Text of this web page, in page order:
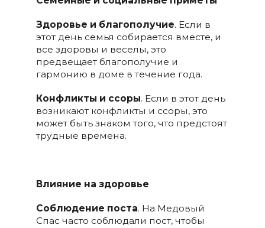
Здоровье и благополучие. Если в
этот день семья собирается вместе, и
все здоровы и веселы, это
предвещает благополучие и
гармонию в доме в течение года.
Конфликты и ссоры. Если в этот день
возникают конфликты и ссоры, это
может быть знаком того, что предстоят
трудные времена.
Влияние на здоровье
Соблюдение поста. На Медовый
Спас часто соблюдали пост, чтобы